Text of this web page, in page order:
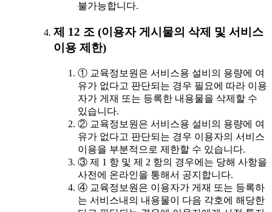
불가능합니다.
제 12 조 (이용자 게시물의 삭제 및 서비스
이용 제한)
① 교육정보원은 서비스용 설비의 용량에 여
유가 없다고 판단되는 경우 필요에 따라 이용
자가 게재 또는 등록한 내용물을 삭제할 수
있습니다.
② 교육정보원은 서비스용 설비의 용량에 여
유가 없다고 판단되는 경우 이용자의 서비스
이용을 부분적으로 제한할 수 있습니다.
③ 제 1 항 및 제 2 항의 경우에는 당해 사항을
사전에 온라인을 통해서 공지합니다.
④ 교육정보원은 이용자가 게재 또는 등록하
는 서비스내의 내용물이 다음 각호에 해당한